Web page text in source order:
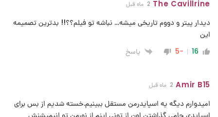
The Cavillrine 2 ماه قبل
دیدار پیتر و دووم تاریخی میشه… نباشه تو فیلم؟؟!! بدترین تصمیمه
این
16
-5 پاسخ
Amir B15 2 ماه قبل
امیدوارم دیگه یه اسپایدرمن مستقل ببینیم.خسته شدیم از بس برای
اسپایدی حامی گذاشتن اون از تونی اینم از نورمن تو انیمیشنش